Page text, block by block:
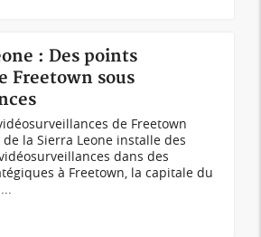
: Des points
Freetown sous
de Freetown
de la Sierra Leone installe des
dans des
à Freetown, la capitale du